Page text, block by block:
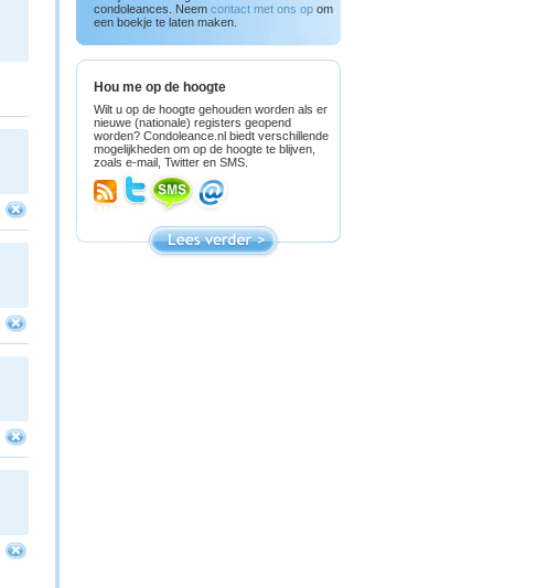
condoleances. Neem contact met ons op om
een boekje te laten maken.
Hou me op de hoogte
Wilt u op de hoogte gehouden worden als er
nieuwe (nationale) registers geopend
worden? Condoleance.nl biedt verschillende
mogelijkheden om op de hoogte te blijven,
zoals e-mail, Twitter en SMS.